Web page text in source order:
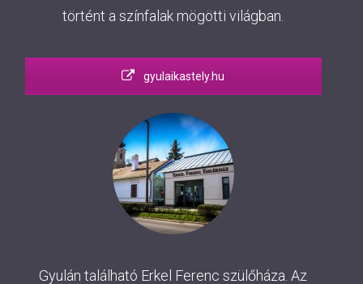
történt a színfalak mögötti világban.
gyulaikastely.hu
Gyulán található Erkel Ferenc szülőháza. Az